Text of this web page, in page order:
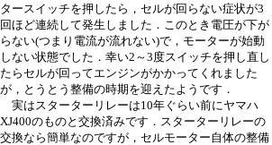
タースイッチを押したら，セルが回らない症状が3
回ほど連続して発生しました．このとき電圧が下が
らない(つまり電流が流れない)で，モーターが始動
しない状態でした．幸い2～3度スイッチを押し直し
たらセルが回ってエンジンがかかってくれました
が，とうとう整備の時期を迎えたようです．
実はスターターリレーは10年ぐらい前にヤマハ
XJ400のものと交換済みです．スターターリレーの
交換なら簡単なのですが，セルモーター自体の整備